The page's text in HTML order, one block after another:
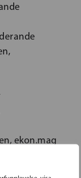
ekon.mag